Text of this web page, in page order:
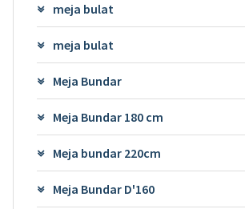
meja bulat
meja bulat
Meja Bundar
Meja Bundar 180 cm
Meja bundar 220cm
Meja Bundar D'160